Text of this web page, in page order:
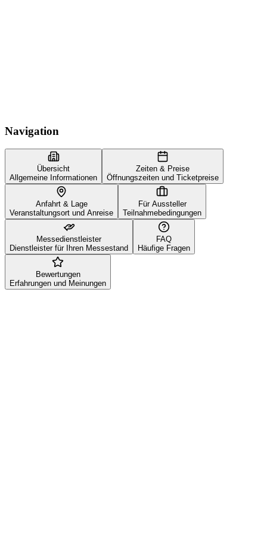
Navigation
Übersicht
Allgemeine Informationen
Zeiten & Preise
Öffnungszeiten und Ticketpreise
Anfahrt & Lage
Veranstaltungsort und Anreise
Für Aussteller
Teilnahmebedingungen
Messedienstleister
Dienstleister für Ihren Messestand
FAQ
Häufige Fragen
Bewertungen
Erfahrungen und Meinungen